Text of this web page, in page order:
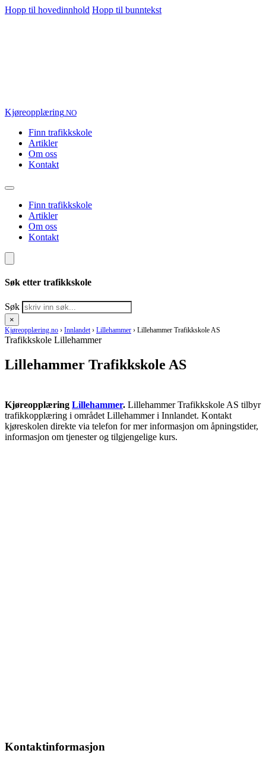
Hopp til hovedinnhold Hopp til bunntekst
Kjøreopplæring.NO
Finn trafikkskole
Artikler
Om oss
Kontakt
Finn trafikkskole
Artikler
Om oss
Kontakt
Søk etter trafikkskole
Søk
×
Kjøreopplæring.no › Innlandet › Lillehammer › Lillehammer Trafikkskole AS
Trafikkskole Lillehammer
Lillehammer Trafikkskole AS
Kjøreopplæring Lillehammer. Lillehammer Trafikkskole AS tilbyr
trafikkopplæring i området Lillehammer i Innlandet. Kontakt
kjøreskolen direkte via telefon for mer informasjon om åpningstider,
informasjon om tjenester og tilgjengelige kurs.
Kontaktinformasjon